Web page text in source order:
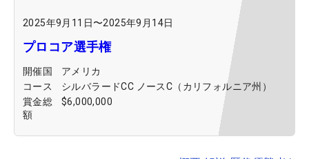
2025年9月11日〜2025年9月14日
プロコア選手権
開催国
アメリカ
コース
シルバラードCC ノースC（カリフォルニア州）
賞金総
額
$6,000,000